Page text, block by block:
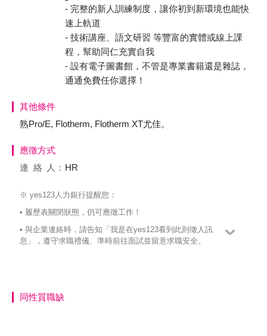
- 完整的新人訓練制度，讓你初到新環境也能快
速上軌道
- 技術講座、語文研習 等豐富的實體或線上課
程，幫助同仁充實自我
- 設有電子圖書館，不管是專業書籍還是雜誌，
通通免費任你選擇！
其他條件
熟Pro/E, Flotherm, Flotherm XT尤佳。
應徵方式
連絡
人： HR
※ yes123人力銀行提醒您：
• 履歷表關閉狀態，仍可應徵工作！
• 與企業連絡時，請告知「我是在yes123看到此則徵人訊
息」，遵守求職禮儀、準時前往面試並留意求職安全。
同性質職缺